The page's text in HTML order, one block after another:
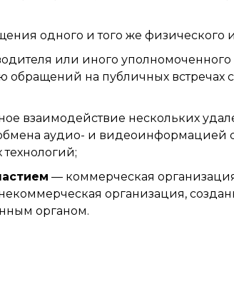
одного и того же физического
или иного уполномоченного
обращений на публичных
взаимодействие нескольких
аудио- и видеоинформацией
— коммерческая
организация,
органом.